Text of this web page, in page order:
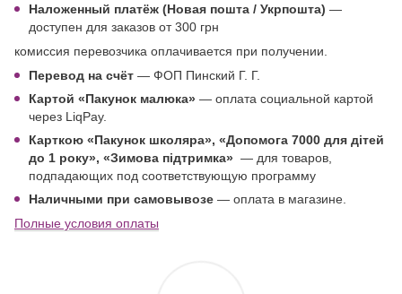
Наложенный платёж (Новая пошта / Укрпошта) —
доступен для заказов от 300 грн
комиссия перевозчика оплачивается при получении.
Перевод на счёт — ФОП Пинский Г. Г.
Картой «Пакунок малюка» — оплата социальной картой
через LiqPay.
Карткою «Пакунок школяра», «Допомога 7000 для дітей
до 1 року», «Зимова підтримка» — для товаров,
подпадающих под соответствующую программу
Наличными при самовывозе — оплата в магазине.
Полные условия оплаты